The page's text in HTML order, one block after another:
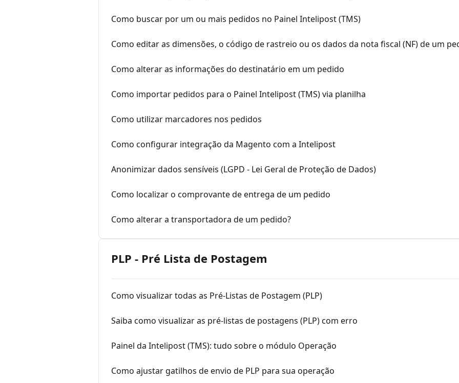
Como buscar por um ou mais pedidos no Painel Intelipost (TMS)
Como editar as dimensões, o código de rastreio ou os dados da nota fiscal (NF) de um
Como alterar as informações do destinatário em um pedido
Como importar pedidos para o Painel Intelipost (TMS) via planilha
Como utilizar marcadores nos pedidos
Como configurar integração da Magento com a Intelipost
Anonimizar dados sensíveis (LGPD - Lei Geral de Proteção de Dados)
Como localizar o comprovante de entrega de um pedido
Como alterar a transportadora de um pedido?
PLP - Pré Lista de Postagem
Como visualizar todas as Pré-Listas de Postagem (PLP)
Saiba como visualizar as pré-listas de postagens (PLP) com erro
Painel da Intelipost (TMS): tudo sobre o módulo Operação
Como ajustar gatilhos de envio de PLP para sua operação